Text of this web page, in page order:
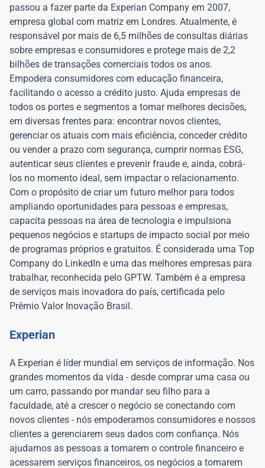
passou a fazer parte da Experian Company em 2007,
empresa global com matriz em Londres. Atualmente, é
responsável por mais de 6,5 milhões de consultas diárias
sobre empresas e consumidores e protege mais de 2,2
bilhões de transações comerciais todos os anos.
Empodera consumidores com educação financeira,
facilitando o acesso a crédito justo. Ajuda empresas de
todos os portes e segmentos a tomar melhores decisões,
em diversas frentes para: encontrar novos clientes,
gerenciar os atuais com mais eficiência, conceder crédito
ou vender a prazo com segurança, cumprir normas ESG,
autenticar seus clientes e prevenir fraude e, ainda, cobrá-
los no momento ideal, sem impactar o relacionamento.
Com o propósito de criar um futuro melhor para todos
ampliando oportunidades para pessoas e empresas,
capacita pessoas na área de tecnologia e impulsiona
pequenos negócios e startups de impacto social por meio
de programas próprios e gratuitos. É considerada uma Top
Company do LinkedIn e uma das melhores empresas para
trabalhar, reconhecida pelo GPTW. Também é a empresa
de serviços mais inovadora do país, certificada pelo
Prêmio Valor Inovação Brasil.
Experian
A Experian é líder mundial em serviços de informação. Nos
grandes momentos da vida - desde comprar uma casa ou
um carro, passando por mandar seu filho para a
faculdade, até a crescer o negócio se conectando com
novos clientes - nós empoderamos consumidores e nossos
clientes a gerenciarem seus dados com confiança. Nós
ajudamos as pessoas a tomarem o controle financeiro e
acessarem serviços financeiros, os negócios a tomarem